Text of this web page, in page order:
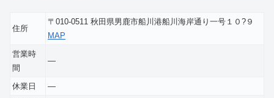
住所
〒010-0511 秋田県男鹿市船川港船川海岸通り一号１０?９
MAP
営業時
間
―
休業日
―